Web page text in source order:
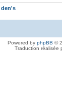
den's
Powered by phpBB ©
Traduction réalisée